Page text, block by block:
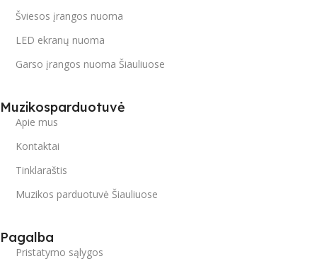
Šviesos įrangos nuoma
LED ekranų nuoma
Garso įrangos nuoma Šiauliuose
Muzikosparduotuvė
Apie mus
Kontaktai
Tinklaraštis
Muzikos parduotuvė Šiauliuose
Pagalba
Pristatymo sąlygos